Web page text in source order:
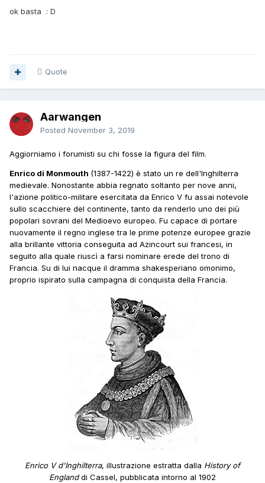
ok basta : D
Quote
Aarwangen
Posted November 3, 2019
Aggiorniamo i forumisti su chi fosse la figura del film.
Enrico di Monmouth (1387-1422) è stato un re dell'Inghilterra
medievale. Nonostante abbia regnato soltanto per nove anni,
l'azione politico-militare esercitata da Enrico V fu assai notevole
sullo scacchiere del continente, tanto da renderlo uno dei più
popolari sovrani del Medioevo europeo. Fu capace di portare
nuovamente il regno inglese tra le prime potenze europee grazie
alla brillante vittoria conseguita ad Azincourt sui francesi, in
seguito alla quale riuscì a farsi nominare erede del trono di
Francia. Su di lui nacque il dramma shakesperiano omonimo,
proprio ispirato sulla campagna di conquista della Francia.
Enrico V d'Inghilterra, illustrazione estratta dalla History of
Englanddi Cassel, pubblicata intorno al 1902